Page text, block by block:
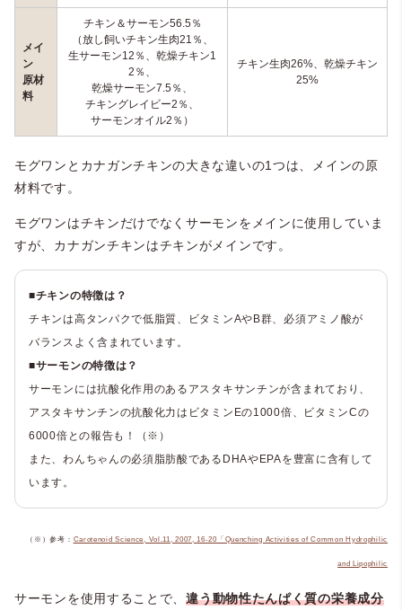
メイ
ン
原材
料
チキン＆サーモン56.5％
（放し飼いチキン生肉21％、
生サーモン12％、乾燥チキン1
2％、
乾燥サーモン7.5％、
チキングレイビー2％、
サーモンオイル2％）
チキン生肉26%、乾燥チキン
25%
モグワンとカナガンチキンの大きな違いの1つは、メインの原
材料です。
モグワンはチキンだけでなくサーモンをメインに使用していま
すが、カナガンチキンはチキンがメインです。
■チキンの特徴は？
チキンは高タンパクで低脂質、ビタミンAやB群、必須アミノ酸が
バランスよく含まれています。
■サーモンの特徴は？
サーモンには抗酸化作用のあるアスタキサンチンが含まれており、
アスタキサンチンの抗酸化力はビタミンEの1000倍、ビタミンCの
6000倍との報告も！（※）
また、わんちゃんの必須脂肪酸であるDHAやEPAを豊富に含有して
います。
（※）参考： Carotenoid Science, Vol.11, 2007, 16-20「Quenching Activities of Common Hydrophilic
and Lipophilic
サーモンを使用することで、違う動物性たんぱく質の栄養成分